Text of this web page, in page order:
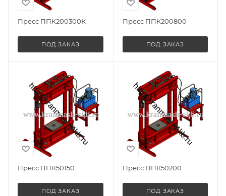
Пресс ППК200300К
ПОД ЗАКАЗ
Пресс ППК200800
ПОД ЗАКАЗ
Пресс ППК50150
ПОД ЗАКАЗ
Пресс ППК50200
ПОД ЗАКАЗ